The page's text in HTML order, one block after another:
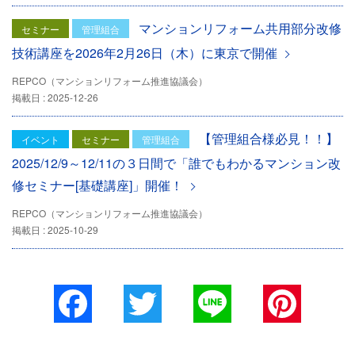
セミナー 管理組合
マンションリフォーム共用部分改修
技術講座を2026年2月26日（木）に東京で開催
REPCO（マンションリフォーム推進協議会）
掲載日 : 2025-12-26
イベント セミナー 管理組合
【管理組合様必見！！】
2025/12/9～12/11の３日間で「誰でもわかるマンション改
修セミナー[基礎講座]」開催！
REPCO（マンションリフォーム推進協議会）
掲載日 : 2025-10-29
Facebook